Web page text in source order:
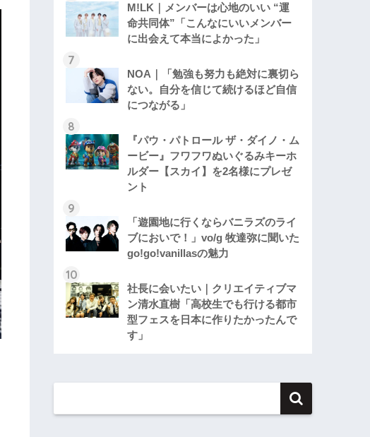
M!LK｜メンバーは心地のいい “運
命共同体”「こんなにいいメンバー
に出会えて本当によかった」
NOA｜「勉強も努力も絶対に裏切ら
ない。自分を信じて続けるほど自信
につながる」
『パウ・パトロール ザ・ダイノ・ム
ービー』フワフワぬいぐるみキーホ
ルダー【スカイ】を2名様にプレゼ
ント
「遊園地に行くならバニラズのライ
ブにおいで！」vo/g 牧達弥に聞いた
go!go!vanillasの魅力
社長に会いたい｜クリエイティブマ
ン清水直樹「高校生でも行ける都市
型フェスを日本に作りたかったんで
す」